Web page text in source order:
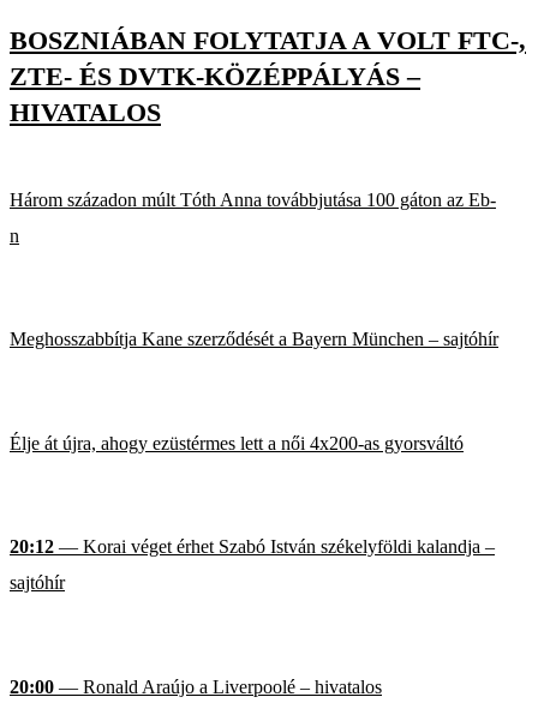
BOSZNIÁBAN FOLYTATJA A VOLT FTC-,
ZTE- ÉS DVTK-KÖZÉPPÁLYÁS –
HIVATALOS
Három századon múlt Tóth Anna továbbjutása 100 gáton az Eb-
n
Meghosszabbítja Kane szerződését a Bayern München – sajtóhír
Élje át újra, ahogy ezüstérmes lett a női 4x200-as gyorsváltó
20:12 — Korai véget érhet Szabó István székelyföldi kalandja –
sajtóhír
20:00 — Ronald Araújo a Liverpoolé – hivatalos